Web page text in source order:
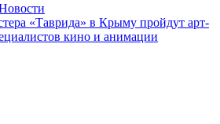
«Таврида» в Крыму пройдут арт-
кино и анимации